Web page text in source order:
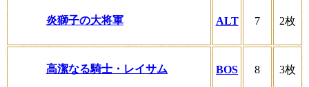
炎獅子の大将軍 ALT 7 2枚
高潔なる騎士・レイサム BOS 8 3枚